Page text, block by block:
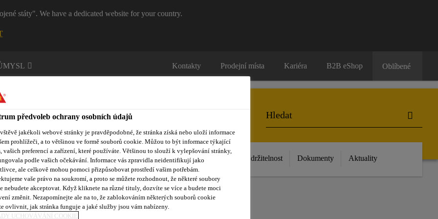
státy". We have a dedicated website for your country.
Kontakty Prodejní místa Kariéra B2B eShop Oblíbené
lepidla a tmely Vzdělávací centrum Reference Udržitelnost Dokumenty Aktuality
předvoleb ochrany osobních údajů
jakékoli webové stránky je pravděpodobné, že stránka získá nebo uloží informace
prohlížeči, a to většinou ve formě souborů cookie. Můžou to být informace týkající
vašich preferencí a zařízení, které používáte. Většinou to slouží k vylepšování stránky,
podle vašich očekávání. Informace vás zpravidla neidentifikují jako
ale celkově mohou pomoci přizpůsobovat prostředí vašim potřebám.
vaše právo na soukromí, a proto se můžete rozhodnout, že některé soubory
nebudete akceptovat. Když kliknete na různé tituly, dozvíte se více a budete moci
změnit. Nezapomínejte ale na to, že zablokováním některých souborů cookie
ovlivnit, jak stránka funguje a jaké služby jsou vám nabízeny.
UCHOVÁVÁNÍ COOKIE